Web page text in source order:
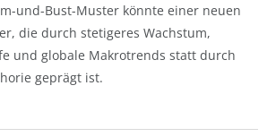
und-Bust-Muster könnte einer neuen
die durch stetigeres Wachstum,
und globale Makrotrends statt durch
geprägt ist.